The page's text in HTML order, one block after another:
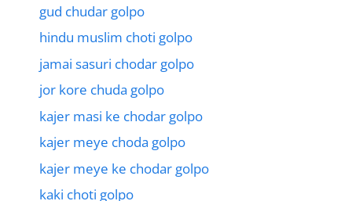
gud chudar golpo
hindu muslim choti golpo
jamai sasuri chodar golpo
jor kore chuda golpo
kajer masi ke chodar golpo
kajer meye choda golpo
kajer meye ke chodar golpo
kaki choti golpo